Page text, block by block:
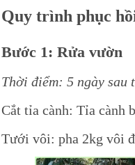
Quy trình phục
Bước 1: Rửa vườn
Thời điểm: 5 ngày sau
Cắt tỉa cành: Tỉa cành
Tưới vôi: pha 2kg vôi